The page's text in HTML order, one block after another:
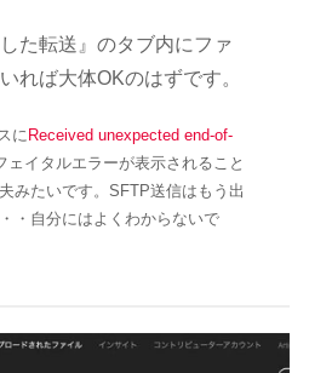
た転送』のタブ内にファ
れば大体OKのはずです。
に Received unexpected end-of-
ェイタルエラーが表示されること
みたいです。SFTP送信はもう出
・自分にはよくわからないで